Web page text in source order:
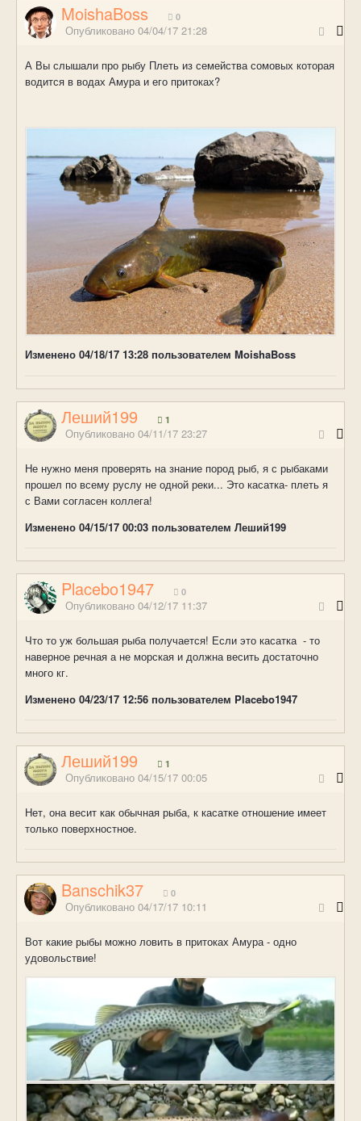
MoishaBoss 0
Опубликовано 04/04/17 21:28
А Вы слышали про рыбу Плеть из семейства сомовых которая
водится в водах Амура и его притоках?
Изменено 04/18/17 13:28 пользователем MoishaBoss
Леший199 1
Опубликовано 04/11/17 23:27
Не нужно меня проверять на знание пород рыб, я с рыбаками
прошел по всему руслу не одной реки... Это касатка- плеть я
с Вами согласен коллега!
Изменено 04/15/17 00:03 пользователем Леший199
Placebo1947 0
Опубликовано 04/12/17 11:37
Что то уж большая рыба получается! Если это касатка - то
наверное речная а не морская и должна весить достаточно
много кг.
Изменено 04/23/17 12:56 пользователем Placebo1947
Леший199 1
Опубликовано 04/15/17 00:05
Нет, она весит как обычная рыба, к касатке отношение имеет
только поверхностное.
Banschik37 0
Опубликовано 04/17/17 10:11
Вот какие рыбы можно ловить в притоках Амура - одно
удовольствие!